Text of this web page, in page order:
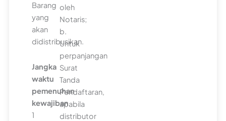
Barang
yang
akan
didistribusikan.
Jangka
waktu
pemenuhan
kewajiban
1
oleh
Notaris;
b.
Untuk
perpanjangan
Surat
Tanda
Pendaftaran,
apabila
distributor